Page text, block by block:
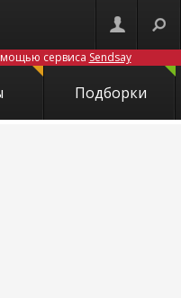
сервиса Sendsay
Подборки